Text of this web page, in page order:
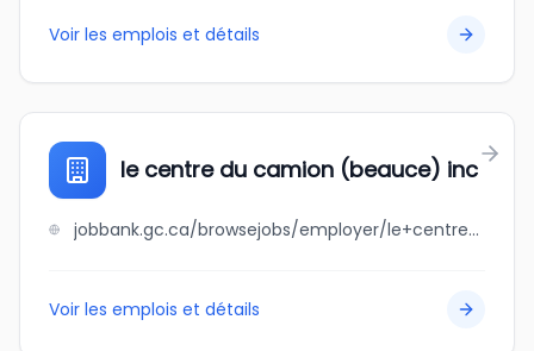
Voir les emplois et détails
le centre du camion (beauce) inc
jobbank.gc.ca/browsejobs/employer/le+centre+du+camion+%28beauce%29+inc/ca
Voir les emplois et détails